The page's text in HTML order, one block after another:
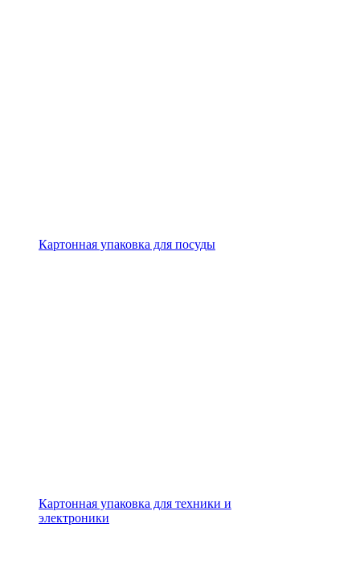
Картонная упаковка для посуды
Картонная упаковка для техники и
электроники